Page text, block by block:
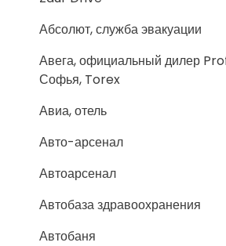
Абсолют, служба эвакуации
Авега, официальный дилер
Софья, Torex
Авиа, отель
Авто-арсенал
Автоарсенал
Автобаза здравоохранения
Автобаня